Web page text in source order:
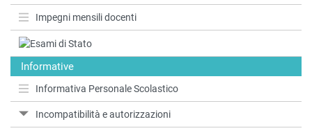
Impegni mensili docenti
Informative
Informativa Personale Scolastico
Incompatibilità e autorizzazioni